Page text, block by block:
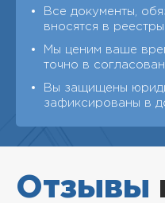
Все документы,
вносятся в
Мы ценим ваше
точно в
Вы защищены
зафиксированы в
Отзывы